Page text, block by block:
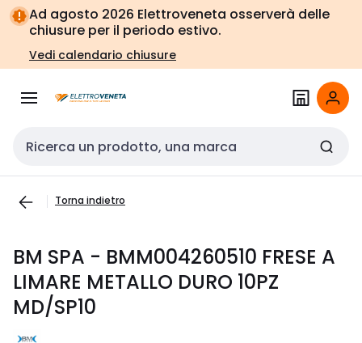
Vai alla
navigazione
Vai
alla
pagina
Ad agosto 2026 Elettroveneta osserverà delle
chiusure per il periodo estivo.
Vedi calendario chiusure
Cerca input
Torna indietro
BM SPA - BMM004260510 FRESE A
LIMARE METALLO DURO 10PZ
MD/SP10